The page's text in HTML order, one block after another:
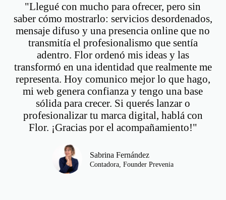
"Llegué con mucho para ofrecer, pero sin
saber cómo mostrarlo: servicios desordenados,
mensaje difuso y una presencia online que no
transmitía el profesionalismo que sentía
adentro. Flor ordenó mis ideas y las
transformó en una identidad que realmente me
representa. Hoy comunico mejor lo que hago,
mi web genera confianza y tengo una base
sólida para crecer. Si querés lanzar o
profesionalizar tu marca digital, hablá con
Flor. ¡Gracias por el acompañamiento!"
Sabrina Fernández
Contadora, Founder Prevenia